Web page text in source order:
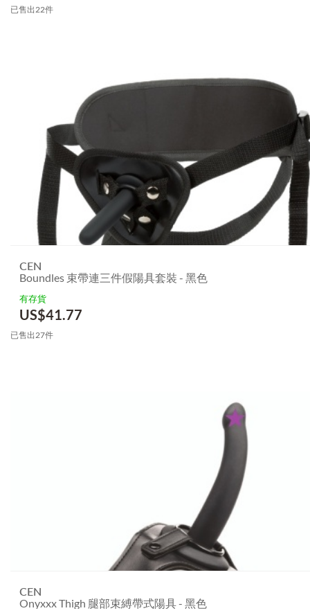
已售出22件
CEN
Boundles 束帶連三件假陽具套裝 - 黑色
有存貨
US$41.77
已售出27件
CEN
Onyxxx Thigh 腿部束縛帶式陽具 - 黑色